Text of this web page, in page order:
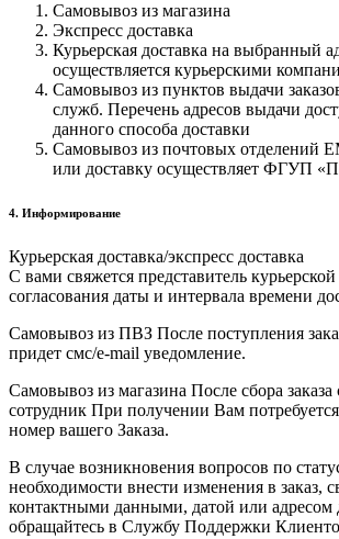
Самовывоз из магазина
Экспресс доставка
Курьерская доставка на выбранный
осуществляется курьерскими
Самовывоз из пунктов выдачи
служб. Перечень адресов выдачи
данного способа доставки
Самовывоз из почтовых отделений
или доставку осуществляет ФГУП
4. Информирование
Курьерская доставка/экспресс доставка
С вами свяжется представитель
согласования даты и интервала времени
Самовывоз из ПВЗ После поступления
придет смс/e-mail уведомление.
Самовывоз из магазина После сбора заказа
сотрудник При получении Вам потребуется
номер вашего Заказа.
В случае возникновения вопросов по
необходимости внести изменения в заказ,
контактными данными, датой или адресом
обращайтесь в Службу Поддержки